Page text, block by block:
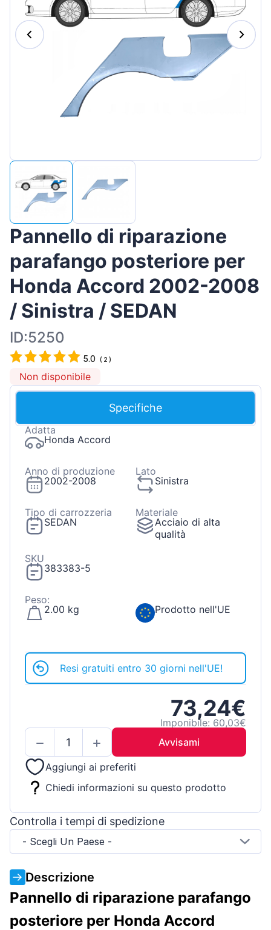
Magyar
Hrvatski
Pannello di riparazione
parafango posteriore per
Honda Accord 2002-2008
/ Sinistra / SEDAN
ID:5250
5.0 ( 2 )
Non disponibile
Specifiche
Adatta
Honda Accord
Anno di produzione
2002-2008
Lato
Sinistra
Tipo di carrozzeria
SEDAN
Materiale
Acciaio di alta
qualità
SKU
383383-5
Peso:
2.00 kg
Prodotto nell'UE
Resi gratuiti entro 30 giorni nell'UE!
73,24€
Imponibile: 60,03€
Avvisami
Aggiungi ai preferiti
Chiedi informazioni su questo prodotto
Controlla i tempi di spedizione
- Scegli Un Paese -
Descrizione
Pannello di riparazione parafango
posteriore per Honda Accord